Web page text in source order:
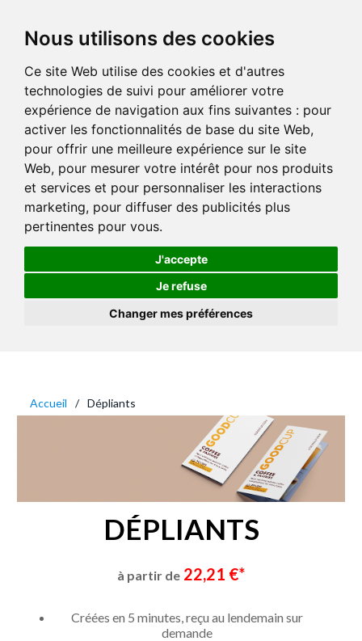
Nous utilisons des cookies
Ce site Web utilise des cookies et d'autres
technologies de suivi pour améliorer votre
expérience de navigation aux fins suivantes : pour
activer les fonctionnalités de base du site Web,
pour offrir une meilleure expérience sur le site
Web, pour mesurer votre intérêt pour nos produits
et services et pour personnaliser les interactions
marketing, pour diffuser des publicités plus
pertinentes pour vous.
J'accepte
Je refuse
Changer mes préférences
Accueil Dépliants
DÉPLIANTS
à partir de 22,21 €*
Créées en 5 minutes, reçu au lendemain sur
demande